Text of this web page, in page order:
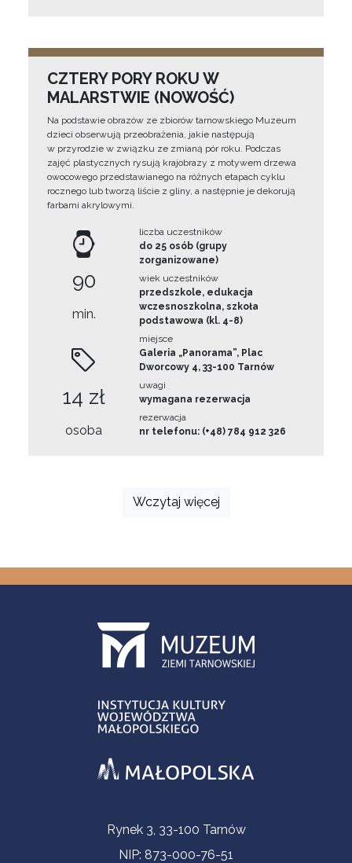
CZTERY PORY ROKU W
MALARSTWIE (NOWOŚĆ)
Na podstawie obrazów ze zbiorów tarnowskiego Muzeum
dzieci obserwują przeobrażenia, jakie następują
w przyrodzie w związku ze zmianą pór roku. Podczas
zajęć plastycznych rysują krajobrazy z motywem drzewa
owocowego przedstawianego na różnych etapach cyklu
rocznego lub tworzą liście z gliny, a następnie je dekorują
farbami akrylowymi.
90
min.
14 zł
osoba
liczba uczestników
do 25 osób (grupy
zorganizowane)
wiek uczestników
przedszkole, edukacja
wczesnoszkolna, szkoła
podstawowa (kl. 4-8)
miejsce
Galeria „Panorama”, Plac
Dworcowy 4, 33-100 Tarnów
uwagi
wymagana rezerwacja
rezerwacja
nr telefonu: (+48) 784 912 326
Wczytaj więcej
Informacje kontaktoweRynek 3, 33-100 Tarnów
NIP: 873-000-76-51